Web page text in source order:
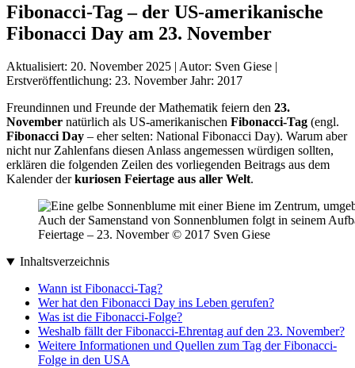
Fibonacci-Tag – der US-amerikanische
Fibonacci Day am 23. November
Aktualisiert: 20. November 2025 Autor: Sven Giese
Erstveröffentlichung: 23. NovemberJahr: 2017
Freundinnen und Freunde der Mathematik feiern den 23.
November natürlich als US-amerikanischen Fibonacci-Tag (engl.
Fibonacci Day – eher selten: National Fibonacci Day). Warum aber
nicht nur Zahlenfans diesen Anlass angemessen würdigen sollten,
erklären die folgenden Zeilen des vorliegenden Beitrags aus dem
Kalender derkuriosen Feiertage aus aller Welt.
Auch der Samenstand von Sonnenblumen folgt in seinem
Feiertage – 23. November © 2017 Sven Giese
Inhaltsverzeichnis
Wann ist Fibonacci-Tag?
Wer hat den Fibonacci Day ins Leben gerufen?
Was ist die Fibonacci-Folge?
Weshalb fällt der Fibonacci-Ehrentag auf den 23. November?
Weitere Informationen und Quellen zum Tag der Fibonacci-
Folge in den USA